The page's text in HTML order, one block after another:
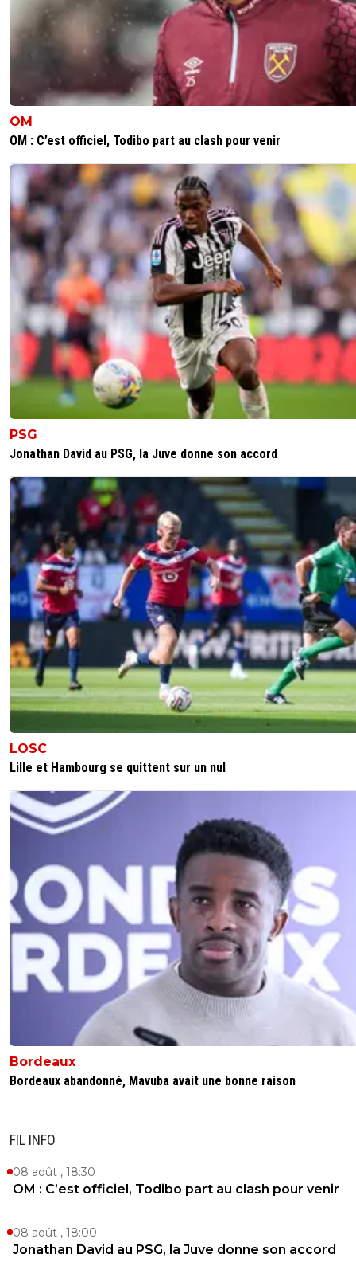
OM
OM : C’est officiel, Todibo part au clash pour venir
PSG
Jonathan David au PSG, la Juve donne son accord
LOSC
Lille et Hambourg se quittent sur un nul
Bordeaux
Bordeaux abandonné, Mavuba avait une bonne raison
FIL INFO
08 août , 18:30
OM : C’est officiel, Todibo part au clash pour venir
08 août , 18:00
Jonathan David au PSG, la Juve donne son accord